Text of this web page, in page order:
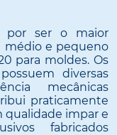
por ser o maior
médio e pequeno
para moldes. Os
diversas
mecânicas
praticamente
qualidade impar e
fabricados